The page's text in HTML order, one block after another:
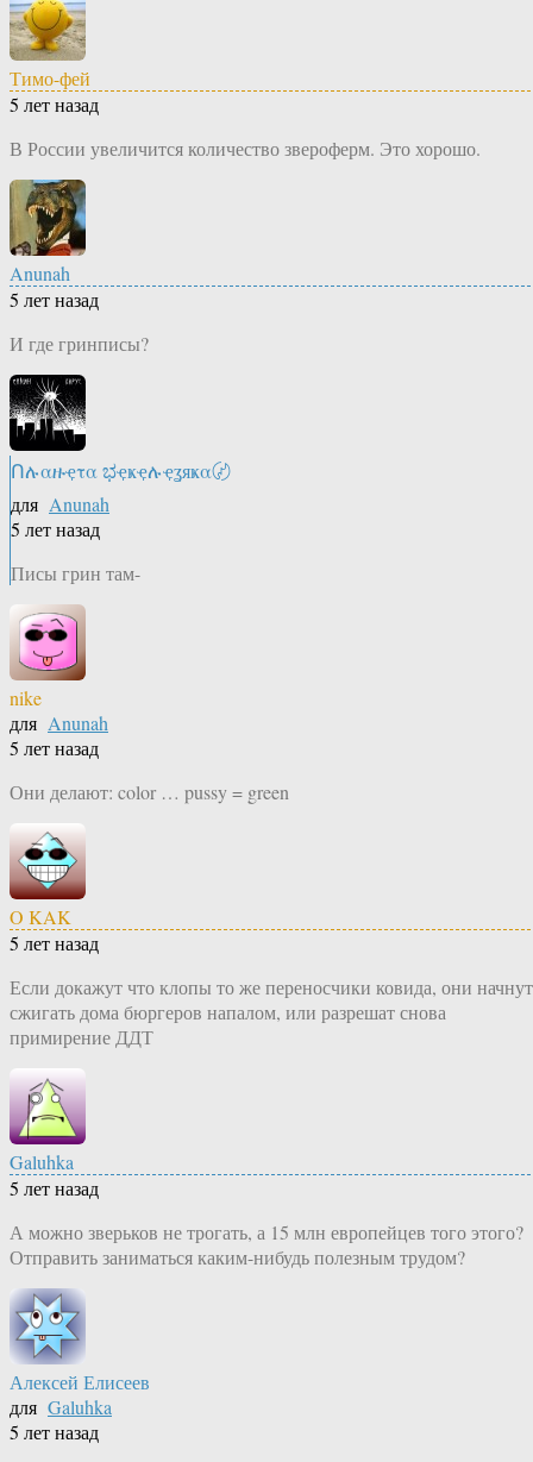
Тимо-фей
5 лет назад
В России увеличится количество звероферм. Это хорошо.
Anunah
5 лет назад
И где гринписы?
Ոሉαዙҿτα ಭҿҝҿሉҿʓяҝα〄
для Anunah
5 лет назад
Писы грин там-
nike
для Anunah
5 лет назад
Они делают: color … pussy = green
O KAK
5 лет назад
Если докажут что клопы то же переносчики ковида, они начнут
сжигать дома бюргеров напалом, или разрешат снова
примирение ДДТ
Galuhka
5 лет назад
А можно зверьков не трогать, а 15 млн европейцев того этого?
Отправить заниматься каким-нибудь полезным трудом?
Алексей Елисеев
для Galuhka
5 лет назад